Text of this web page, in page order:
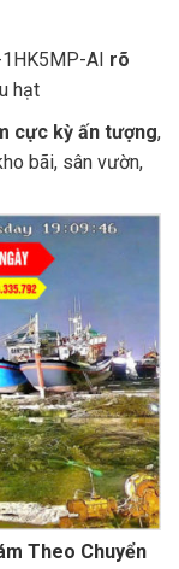
AI rõ
hạt
cực kỳ ấn tượng,
bãi, sân vườn,
Theo Chuyển